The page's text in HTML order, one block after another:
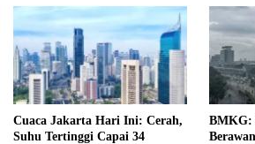
Cuaca Jakarta Hari Ini: Cerah,
Suhu Tertinggi Capai 34
BMKG: